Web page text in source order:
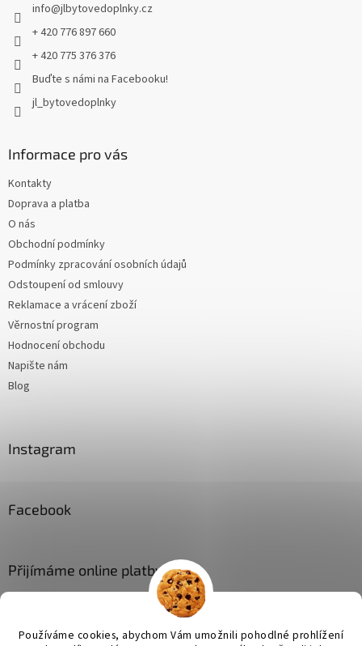
Používáme cookies, abychom Vám umožnili pohodlné prohlížení
info@jlbytovedoplnky.cz
+ 420 776 897 660
+ 420 775 376 376
Buďte s námi na Facebooku!
jl_bytovedoplnky
Informace pro vás
Kontakty
Doprava a platba
O nás
Obchodní podmínky
Podmínky zpracování osobních údajů
Odstoupení od smlouvy
Reklamace a vrácení zboží
Věrnostní program
Hodnocení obchodu
Napište nám
Blog
Instagram
Facebook
Přijímáme online platby